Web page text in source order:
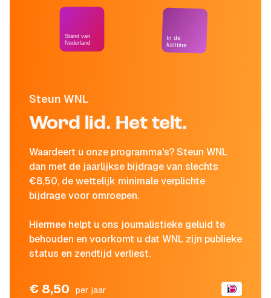
Steun WNL
Word lid. Het telt.
Waardeert u onze programma's? Steun WNL
dan met de jaarlijkse bijdrage van slechts
€8,50, de wettelijk minimale verplichte
bijdrage voor omroepen.
Hiermee helpt u ons journalistieke geluid te
behouden en voorkomt u dat WNL zijn publieke
status en zendtijd verliest.
€ 8,50 per jaar
Stand van
Nederland
In de
kantine